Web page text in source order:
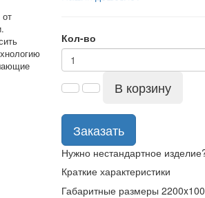
Кол-во
В корзину
Заказать
Нужно нестандартное
Краткие характеристики
Габаритные размеры